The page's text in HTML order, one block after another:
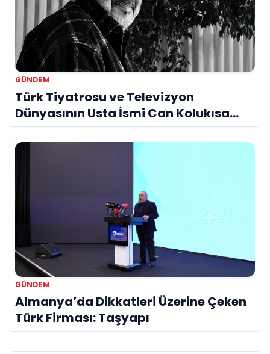
GÜNDEM
Türk Tiyatrosu ve Televizyon
Dünyasının Usta İsmi Can Kolukısa
Hayatını Kaybetti
GÜNDEM
Almanya’da Dikkatleri Üzerine Çeken
Türk Firması: Taşyapı